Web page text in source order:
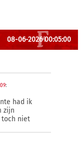
08-06-2026 00:05:00
:
had ik
zijn
toch niet